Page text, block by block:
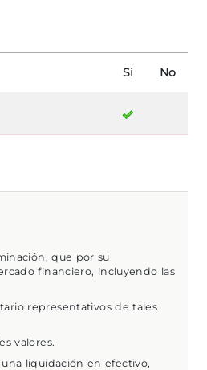
Si No
que por su
financiero, incluyendo las
representativos de tales
valores.
liquidación en efectivo,